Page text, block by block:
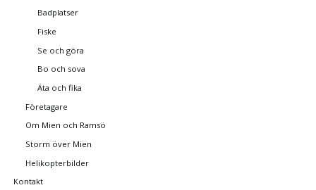
Badplatser
Fiske
Se och göra
Bo och sova
Äta och fika
Företagare
Om Mien och Ramsö
Storm över Mien
Helikopterbilder
Kontakt